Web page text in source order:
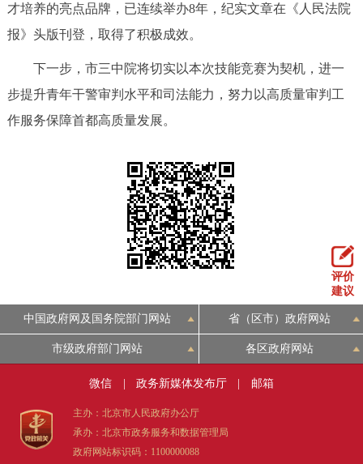
12345网上接诉即办 我要建议
参与调查 在线访谈 图说互动
图说北京
РУССКИЙ ЯЗЫК
ESPAÑOL العربية PORTUGUÊS
ITALIANO
才培养的亮点品牌，已连续举办8年，纪实文章在《人民法院
报》头版刊登，取得了积极成效。
下一步，市三中院将切实以本次技能竞赛为契机，进一
步提升青年干警审判水平和司法能力，努力以高质量审判工
作服务保障首都高质量发展。
评价
建议
中国政府网及国务院部门网站 省（区市）政府网站
市级政府部门网站 各区政府网站
微信 政务新媒体发布厅 邮箱
主办：北京市人民政府办公厅
承办：北京市政务服务和数据管理局
政府网站标识码：1100000088